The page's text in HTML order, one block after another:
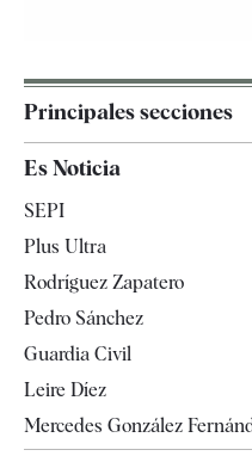
Principales secciones
España
Televisión
Es Noticia
SEPI
Plus Ultra
Rodríguez Zapatero
Pedro Sánchez
Guardia Civil
Leire Díez
Mercedes González